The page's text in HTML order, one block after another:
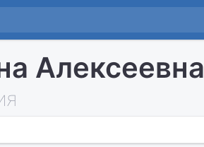
Алексеевна